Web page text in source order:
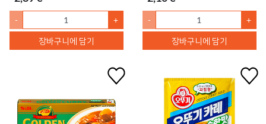
- +
장바구니에 담기
- +
장바구니에 담기